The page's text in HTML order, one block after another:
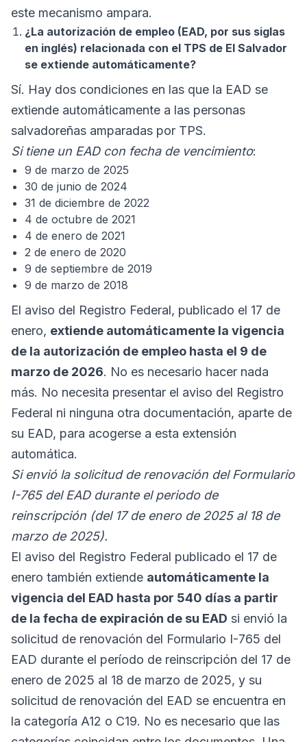
este mecanismo ampara.
¿La autorización de empleo (EAD, por sus siglas
en inglés) relacionada con el TPS de El Salvador
se extiende automáticamente?
Sí. Hay dos condiciones en las que la EAD se
extiende automáticamente a las personas
salvadoreñas amparadas por TPS.
Si tiene un EAD con fecha de vencimiento:
9 de marzo de 2025
30 de junio de 2024
31 de diciembre de 2022
4 de octubre de 2021
4 de enero de 2021
2 de enero de 2020
9 de septiembre de 2019
9 de marzo de 2018
El aviso del Registro Federal, publicado el 17 de
enero, extiende automáticamente la vigencia
de la autorización de empleo hasta el 9 de
marzo de 2026. No es necesario hacer nada
más. No necesita presentar el aviso del Registro
Federal ni ninguna otra documentación, aparte de
su EAD, para acogerse a esta extensión
automática.
Si envió la solicitud de renovación del Formulario
I-765 del EAD durante el periodo de
reinscripción (del 17 de enero de 2025 al 18 de
marzo de 2025).
El aviso del Registro Federal publicado el 17 de
enero también extiende automáticamente la
vigencia del EAD hasta por 540 días a partir
de la fecha de expiración de su EAD si envió la
solicitud de renovación del Formulario I-765 del
EAD durante el período de reinscripción del 17 de
enero de 2025 al 18 de marzo de 2025, y su
solicitud de renovación del EAD se encuentra en
la categoría A12 o C19. No es necesario que las